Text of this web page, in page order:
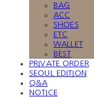
BAG
ACC
SHOES
ETC
WALLET
BEST
PRIVATE ORDER
SEOUL EDITION
Q&A
NOTICE